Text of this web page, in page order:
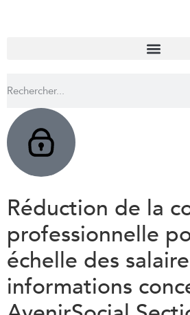
Réduction de la
professionnelle
échelle des
informations